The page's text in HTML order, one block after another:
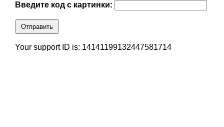
Введите код с картинки:
Отправить
Your support ID is: 14141199132447581714